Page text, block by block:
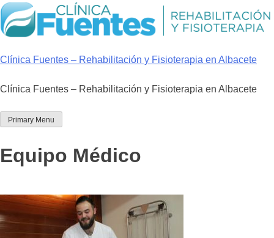
Skip
to
content
Clínica Fuentes – Rehabilitación y Fisioterapia en Albacete
Clínica Fuentes – Rehabilitación y Fisioterapia en Albacete
Primary Menu
Equipo Médico